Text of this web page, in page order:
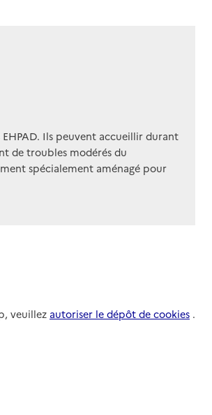
EHPAD. Ils peuvent accueillir durant
de troubles modérés du
spécialement aménagé pour
veuillez autoriser le dépôt de cookies .